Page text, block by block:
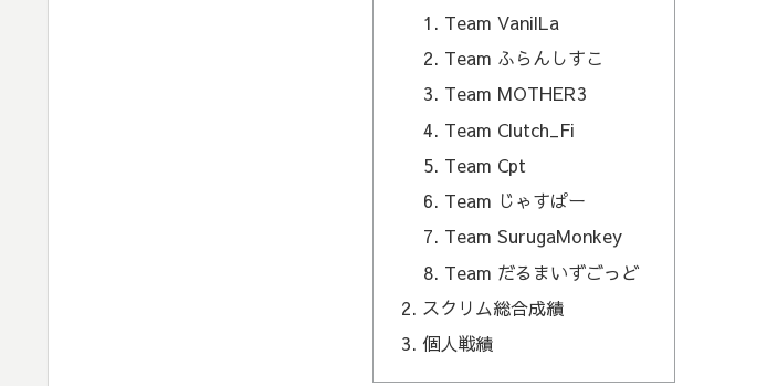
Team VanilLa
Team ふらんしすこ
Team MOTHER3
Team Clutch_Fi
Team Cpt
Team じゃすぱー
Team SurugaMonkey
Team だるまいずごっど
スクリム総合成績
個人戦績